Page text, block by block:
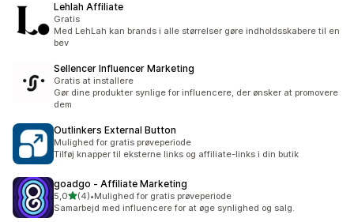
Lehlah Affiliate
Gratis
Med LehLah kan brands i alle størrelser gøre indholdsskabere til en
bev
Sellencer Influencer Marketing
Gratis at installere
Gør dine produkter synlige for influencere, der ønsker at promovere
dem
Outlinkers External Button
Mulighed for gratis prøveperiode
Tilføj knapper til eksterne links og affiliate-links i din butik
goadgo ‑ Affiliate Marketing
5,0ud af 5 stjerner
(4)
4 anmeldelser i alt
•Mulighed for gratis prøveperiode
Samarbejd med influencere for at øge synlighed og salg.